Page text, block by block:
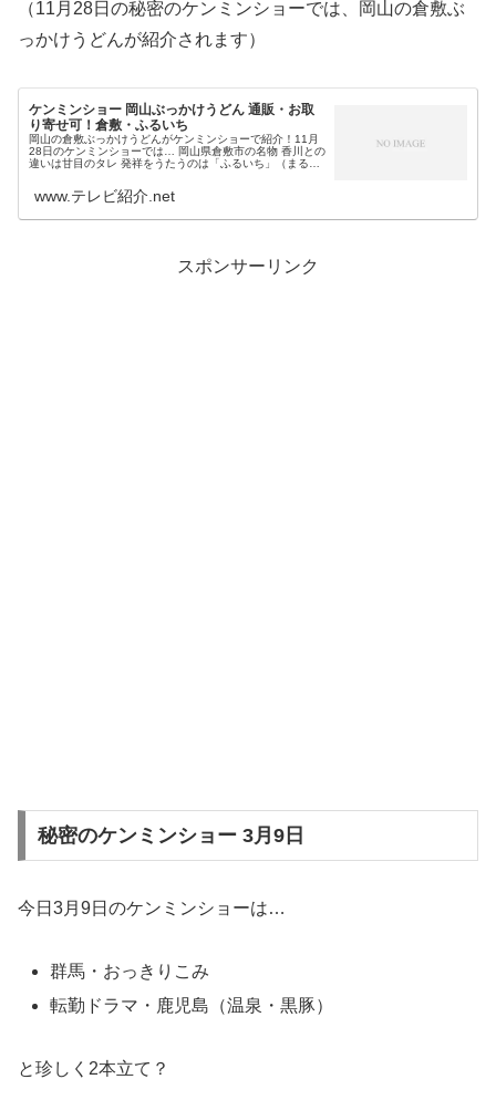
（11月28日の秘密のケンミンショーでは、岡山の倉敷ぶ
っかけうどんが紹介されます）
ケンミンショー 岡山ぶっかけうどん 通販・お取
り寄せ可！倉敷・ふるいち
岡山の倉敷ぶっかけうどんがケンミンショーで紹介！11月
28日のケンミンショーでは… 岡山県倉敷市の名物 香川との
違いは甘目のタレ 発祥をうたうのは「ふるいち」（まる
こで今回は、今日のケンミ...
www.テレビ紹介.net
スポンサーリンク
秘密のケンミンショー 3月9日
今日3月9日のケンミンショーは…
群馬・おっきりこみ
転勤ドラマ・鹿児島（温泉・黒豚）
と珍しく2本立て？